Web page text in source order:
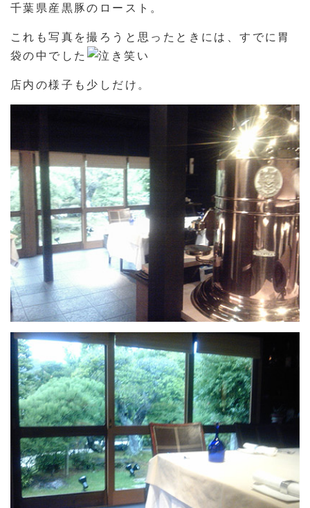
千葉県産黒豚のロースト。
これも写真を撮ろうと思ったときには、すでに胃
袋の中でした
店内の様子も少しだけ。